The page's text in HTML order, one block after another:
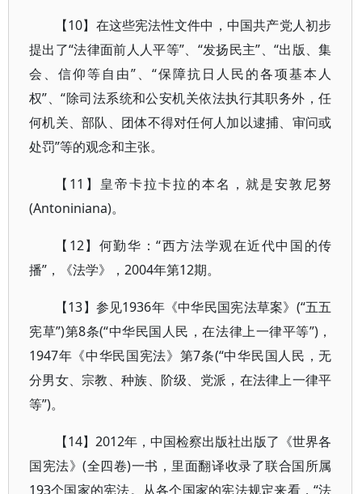
【10】在这些宪法性文件中，中国共产党人初步
提出了“法律面前人人平等”、“发扬民主”、“出版、集
会、信仰等自由”、“保障抗日人民的各项基本人
权”、“除司法系统和公安机关依法执行其职务外，任
何机关、部队、团体不得对任何人加以逮捕、审问或
处罚”等的观念和主张。
【11】皇帝卡拉卡拉的本名，就是安敦尼努
(Antoniniana)。
【12】何勤华：“西方法学观在近代中国的传
播”，《法学》，2004年第12期。
【13】参见1936年《中华民国宪法草案》(“五五
宪草”)第8条(“中华民国人民，在法律上一律平等”)，
1947年《中华民国宪法》第7条(“中华民国人民，无
分男女、宗教、种族、阶级、党派，在法律上一律平
等”)。
【14】2012年，中国检察出版社出版了《世界各
国宪法》(全四卷)一书，里面翻译收录了联合国所属
193个国家的宪法。从各个国家的宪法规定来看，“法